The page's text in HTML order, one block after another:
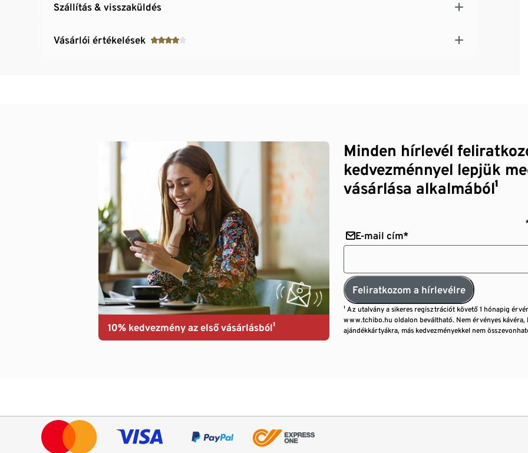
Szállítás & visszaküldés
Vásárlói értékelések
10% kedvezmény az első vásárlásból¹
Minden hírlevél
kedvezménnyel lepjük
vásárlása alkalmából¹
E-mail cím*
Feliratkozom a hírlevélre
¹ Az utalvány a sikeres regisztrációt követő 1 hónapig
www.tchibo.hu oldalon beváltható. Nem érvényes kávéra,
ajándékkártyákra, más kedvezményekkel nem